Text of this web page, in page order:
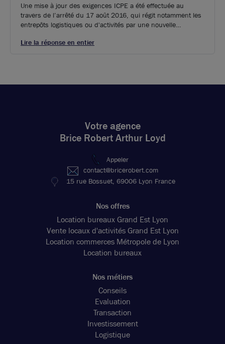
Une mise à jour des exigences ICPE a été effectuée au
travers de l’arrêté du 17 août 2016, qui régit notamment les
entrepôts logistiques ou d'activités par une nouvelle
de l’autorisation s’ajoute désormais l’enregistrement, vers
Lire la réponse en entier
Votre agence
Brice Robert Arthur Loyd
Appeler
contact@bricerobert.com
15 rue Bossuet, 69006 Lyon France
Nos offres
Location bureaux Grand Est Lyon
Vente locaux d'activités Grand Est Lyon
Location commerces Métropole de Lyon
Location bureaux
Nos métiers
Conseils
Evaluation
Transaction
Investissement
Logistique